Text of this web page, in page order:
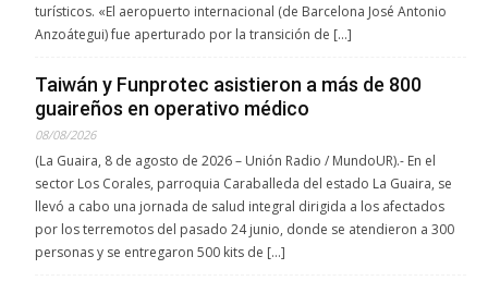
turísticos. «El aeropuerto internacional (de Barcelona José Antonio
Anzoátegui) fue aperturado por la transición de […]
Taiwán y Funprotec asistieron a más de 800
guaireños en operativo médico
08/08/2026
(La Guaira, 8 de agosto de 2026 – Unión Radio / MundoUR).- En el
sector Los Corales, parroquia Caraballeda del estado La Guaira, se
llevó a cabo una jornada de salud integral dirigida a los afectados
por los terremotos del pasado 24 junio, donde se atendieron a 300
personas y se entregaron 500 kits de […]